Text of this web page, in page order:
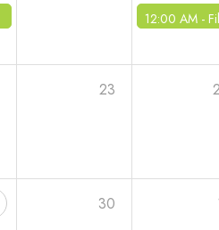
12:00 AM - Fils d'argent - Matinée boudins
23
30